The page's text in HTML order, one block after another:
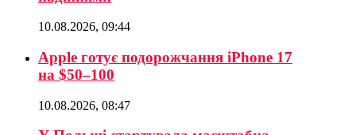
10.08.2026, 09:44
Apple готує подорожчання iPhone 17
на $50–100
10.08.2026, 08:47